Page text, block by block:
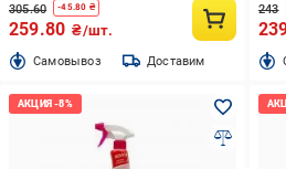
305.60 -45.80 ₴
259.80 ₴/шт.
Cамовывоз Доставим
243